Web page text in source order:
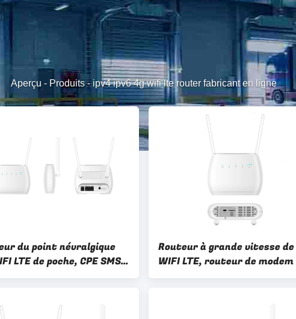
Aperçu - Produits- ipv4 ipv6 4g wifi lte router fabricant en ligne
du point névralgique
LTE de poche, CPE SMS
Slot de routeur de 4G
Routeur à grande vitesse de
WIFI LTE, routeur de modem
4G LTE avec SIM Card Slot